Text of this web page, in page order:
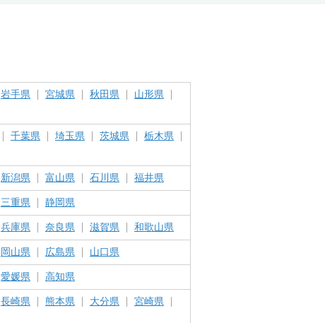
岩手県 宮城県 秋田県
山形県
千葉県 埼玉県 茨城県
栃木県
新潟県 富山県 石川県 福井県
三重県 静岡県
兵庫県 奈良県 滋賀県 和歌山県
岡山県 広島県 山口県
愛媛県 高知県
長崎県 熊本県 大分県
宮崎県